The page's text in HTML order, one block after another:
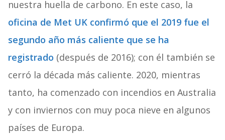
nuestra huella de carbono. En este caso, la
oficina de Met UK confirmó que el 2019 fue el
segundo año más caliente que se ha
registrado (después de 2016); con él también se
cerró la década más caliente. 2020, mientras
tanto, ha comenzado con incendios en Australia
y con inviernos con muy poca nieve en algunos
países de Europa.